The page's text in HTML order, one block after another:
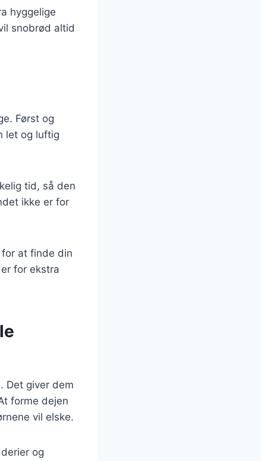
hyggelige
snobrød altid
Først og
let og luftig
tid, så den
ikke er for
at finde din
for ekstra
Det giver dem
forme dejen
vil elske.
og